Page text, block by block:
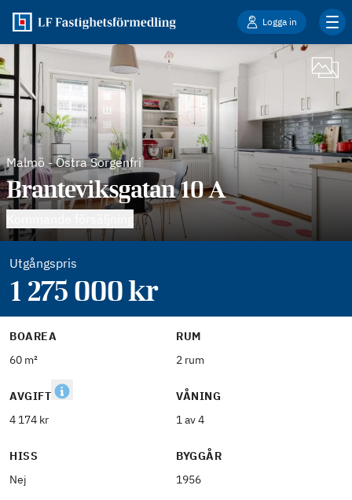
Logga in
Malmö-Östra Sorgenfri
Branteviksgatan 10 A
Utgångspris
1 275 000kr
BOAREA
60 m²
RUM
2 rum
AVGIFT
4 174 kr
VÅNING
1 av 4
HISS
Nej
BYGGÅR
1956